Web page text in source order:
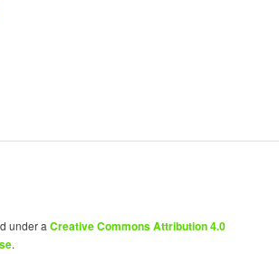
under aCreative Commons Attribution 4.0
.